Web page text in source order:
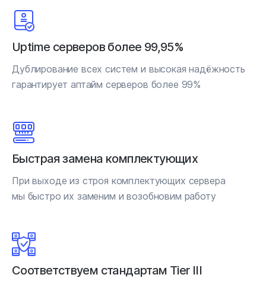
Uptime серверов более 99,95%
Дублирование всех систем и высокая надёжность
гарантирует аптайм серверов более 99%
Быстрая замена комплектующих
При выходе из строя комплектующих сервера
мы быстро их заменим и возобновим работу
Соответствуем стандартам Tier III